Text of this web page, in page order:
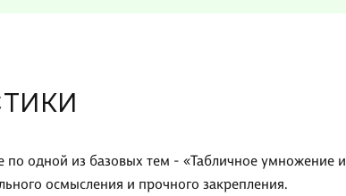
одной из базовых тем - «Табличное умножение и
осмысления и прочного закрепления.